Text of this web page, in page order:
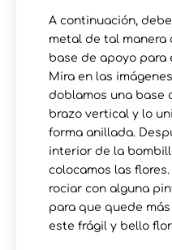
A continuación,
metal de tal manera
base de apoyo para
Mira en las
doblamos una base
brazo vertical y lo
forma anillada.
interior de la
colocamos las
rociar con alguna
para que quede
este frágil y bello